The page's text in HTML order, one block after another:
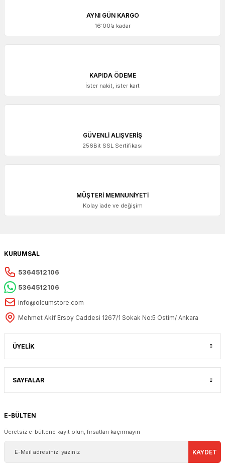
AYNI GÜN KARGO
16:00’a kadar
KAPIDA ÖDEME
İster nakit, ister kart
GÜVENLİ ALIŞVERİŞ
256Bit SSL Sertifikası
MÜŞTERİ MEMNUNİYETİ
Kolay iade ve değişim
KURUMSAL
5364512106
5364512106
info@olcumstore.com
Mehmet Akif Ersoy Caddesi 1267/1 Sokak No:5 Ostim/ Ankara
ÜYELİK
SAYFALAR
E-BÜLTEN
Ücretsiz e-bültene kayıt olun, fırsatları kaçırmayın
KAYDET